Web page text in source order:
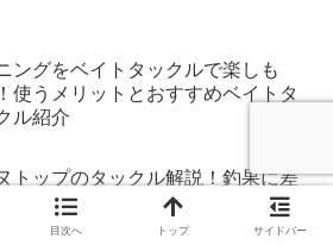
ングをベイトタックルで楽しも
使うメリットとおすすめベイトタ
ル紹介
トップのタックル解説！釣果に差
つく!?ロッド、リールやライン選択
目次へ トップ サイドバー